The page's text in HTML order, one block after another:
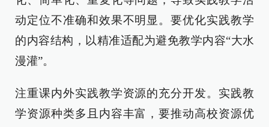
动定位不准确和效果不明显。要优化实践教学
的内容结构，以精准适配为避免教学内容“大水
漫灌”。
注重课内外实践教学资源的充分开发。实践教
学资源种类多且内容丰富，要推动高校资源优